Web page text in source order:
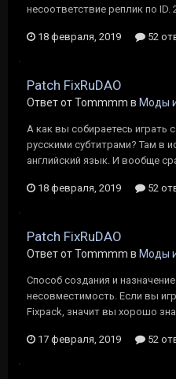
несоответствие реплик по
18 февраля, 2019 52
Patch FixRuDAO
Ответ от Tommmm в Моды
А как вы собираетесь играть
русскими субтитрами? Там в
английский язык. И вообще
18 февраля, 2019 52
Patch FixRuDAO
Ответ от Tommmm в Моды
Способ создания и
несовместимость. Если вы
Fixpack , значит вы хорошо
17 февраля, 2019 52